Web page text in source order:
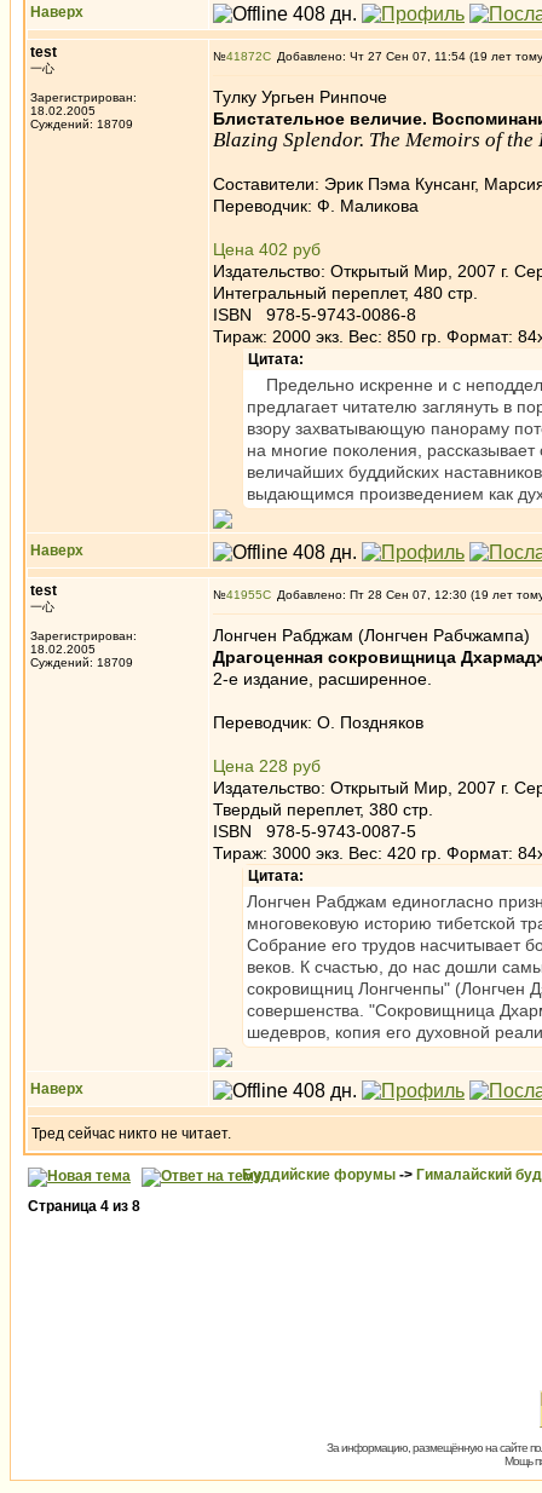
Наверх
test
一心
Зарегистрирован:
18.02.2005
Суждений: 18709
№41872 Добавлено: Чт 27 Сен 07, 11:54 (19 лет
Тулку Ургьен Ринпоче
Блистательное величие.
Blazing Splendor. The Memoirs of
Составители: Эрик Пэма Кунсанг,
Переводчик: Ф. Маликова
Цена 402 руб
Издательство: Открытый Мир, 2007 г.
Интегральный переплет, 480 стр.
ISBN 978-5-9743-0086-8
Тираж: 2000 экз. Вес: 850 гр. Формат:
Цитата:
Предельно искренне и с
предлагает читателю заглянуть в
взору захватывающую панораму
на многие поколения,
величайших буддийских
выдающимся произведением как
Наверх
test
一心
Зарегистрирован:
18.02.2005
Суждений: 18709
№41955 Добавлено: Пт 28 Сен 07, 12:30 (19 лет
Лонгчен Рабджам (Лонгчен Рабчжампа)
Драгоценная сокровищница
2-е издание, расширенное.
Переводчик: О. Поздняков
Цена 228 руб
Издательство: Открытый Мир, 2007 г.
Твердый переплет, 380 стр.
ISBN 978-5-9743-0087-5
Тираж: 3000 экз. Вес: 420 гр. Формат:
Цитата:
Лонгчен Рабджам единогласно
многовековую историю тибетской
Собрание его трудов насчитывает
веков. К счастью, до нас дошли
сокровищниц Лонгченпы" (Лонгчен
совершенства. "Сокровищница
шедевров, копия его духовной
Наверх
Тред сейчас никто не читает.
Буддийские форумы -> Гималайский
Страница 4 из 8
За информацию, размещённую на сайте
Мощь